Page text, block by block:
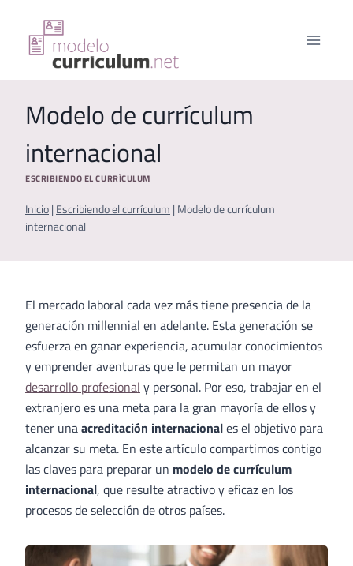
contenido
Modelo de currículum
internacional
ESCRIBIENDO EL CURRÍCULUM
Inicio | Escribiendo el currículum | Modelo de currículum
internacional
El mercado laboral cada vez más tiene presencia de la
generación millennial en adelante. Esta generación se
esfuerza en ganar experiencia, acumular conocimientos
y emprender aventuras que le permitan un mayor
desarrollo profesional y personal. Por eso, trabajar en el
extranjero es una meta para la gran mayoría de ellos y
tener unaacreditación internacionales el objetivo para
alcanzar su meta. En este artículo compartimos contigo
las claves para preparar un modelo de currículum
internacional, que resulte atractivo y eficaz en los
procesos de selección de otros países.